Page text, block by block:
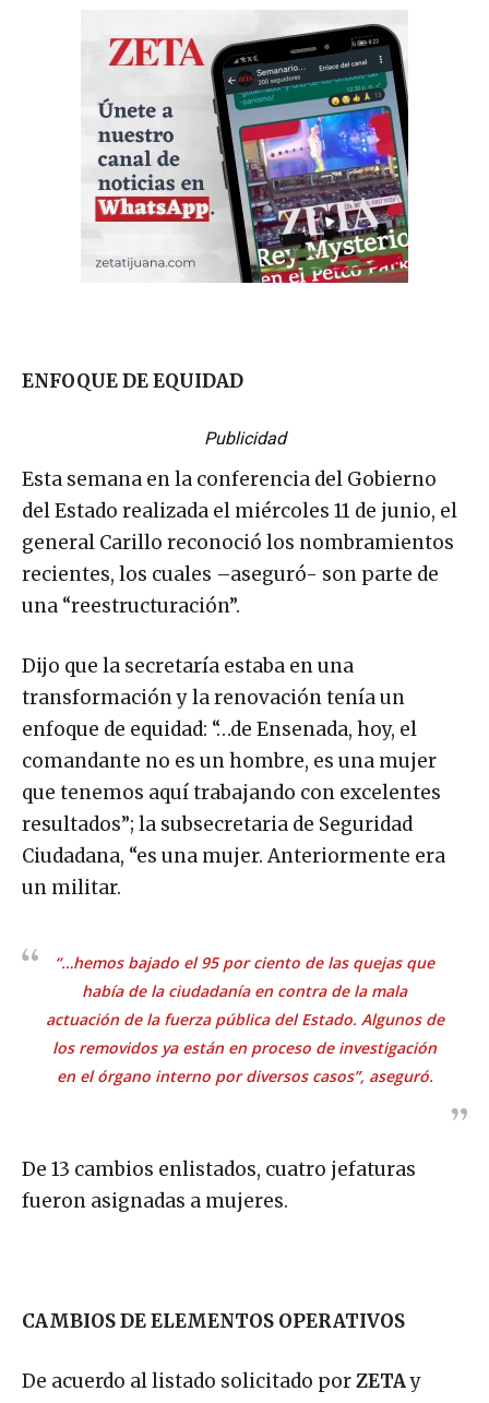
ENFOQUE DE EQUIDAD
Publicidad
Esta semana en la conferencia del Gobierno
del Estado realizada el miércoles 11 de junio, el
general Carillo reconoció los nombramientos
recientes, los cuales –aseguró- son parte de
una “reestructuración”.
Dijo que la secretaría estaba en una
transformación y la renovación tenía un
enfoque de equidad: “…de Ensenada, hoy, el
comandante no es un hombre, es una mujer
que tenemos aquí trabajando con excelentes
resultados”; la subsecretaria de Seguridad
Ciudadana, “es una mujer. Anteriormente era
un militar.
“…hemos bajado el 95 por ciento de las quejas que
había de la ciudadanía en contra de la mala
actuación de la fuerza pública del Estado. Algunos de
los removidos ya están en proceso de investigación
en el órgano interno por diversos casos”, aseguró.
De 13 cambios enlistados, cuatro jefaturas
fueron asignadas a mujeres.
CAMBIOS DE ELEMENTOS OPERATIVOS
De acuerdo al listado solicitado porZETAy